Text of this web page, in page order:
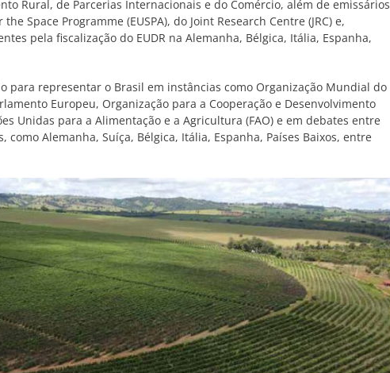
Rural, de Parcerias Internacionais e do Comércio, além de emissários
Space Programme (EUSPA), do Joint Research Centre (JRC) e,
pela fiscalização do EUDR na Alemanha, Bélgica, Itália, Espanha,
para representar o Brasil em instâncias como Organização Mundial do
Europeu, Organização para a Cooperação e Desenvolvimento
Unidas para a Alimentação e a Agricultura (FAO) e em debates entre
Alemanha, Suíça, Bélgica, Itália, Espanha, Países Baixos, entre